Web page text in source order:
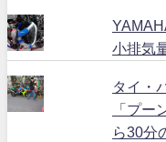
小排気
タイ・
「プ
ら30分